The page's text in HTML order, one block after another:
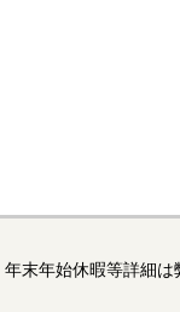
末年始休暇等詳細は